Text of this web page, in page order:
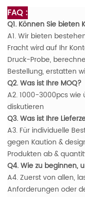
FAQ :
Q1. Können Sie bieten
A1. Wir bieten
Fracht wird auf Ihr
Druck-Probe,
Bestellung, erstatten
Q2. Was ist Ihre MOQ?
A2. 1000-3000pcs wie
diskutieren
Q3. Was ist Ihre
A3. Für individuelle
gegen Kaution &
Produkten ab &
Q4. Wie zu beginnen,
A4. Zuerst von allen,
Anforderungen oder